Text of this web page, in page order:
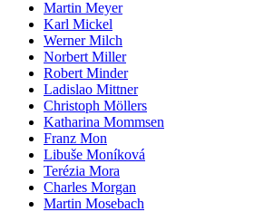
Martin Meyer
Karl Mickel
Werner Milch
Norbert Miller
Robert Minder
Ladislao Mittner
Christoph Möllers
Katharina Mommsen
Franz Mon
Libuše Moníková
Terézia Mora
Charles Morgan
Martin Mosebach